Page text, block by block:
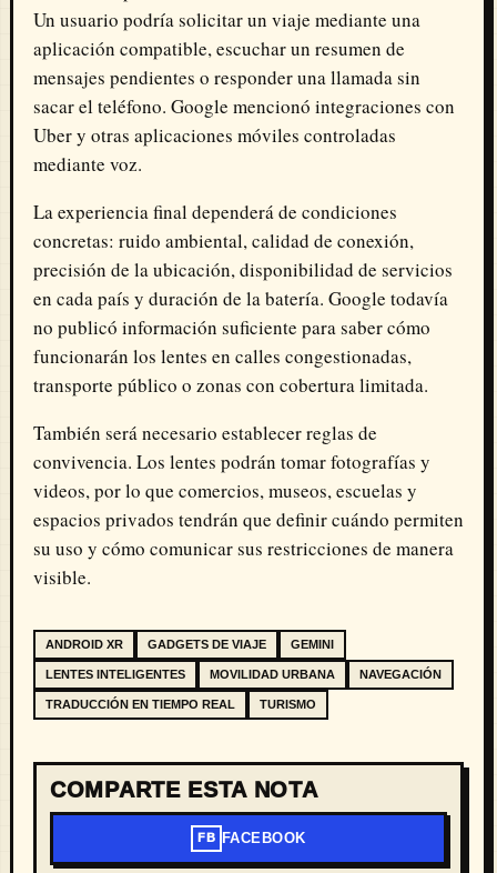
Un usuario podría solicitar un viaje mediante una
aplicación compatible, escuchar un resumen de
mensajes pendientes o responder una llamada sin
sacar el teléfono. Google mencionó integraciones con
Uber y otras aplicaciones móviles controladas
mediante voz.
La experiencia final dependerá de condiciones
concretas: ruido ambiental, calidad de conexión,
precisión de la ubicación, disponibilidad de servicios
en cada país y duración de la batería. Google todavía
no publicó información suficiente para saber cómo
funcionarán los lentes en calles congestionadas,
transporte público o zonas con cobertura limitada.
También será necesario establecer reglas de
convivencia. Los lentes podrán tomar fotografías y
videos, por lo que comercios, museos, escuelas y
espacios privados tendrán que definir cuándo permiten
su uso y cómo comunicar sus restricciones de manera
visible.
ANDROID XR GADGETS DE VIAJE GEMINI
LENTES INTELIGENTES MOVILIDAD URBANA NAVEGACIÓN
TRADUCCIÓN EN TIEMPO REAL TURISMO
COMPARTE ESTA NOTA
FB FACEBOOK